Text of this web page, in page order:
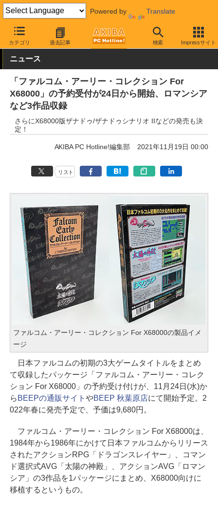
Powered by Translate
カテゴリ 過去記事 検索 Impressサイト
AKIBA PC Hotline! PC本体・ソフト ソフト・PCゲーム PCゲ
ニュース
「ファルコム・アーリー・コレクション For
X68000」の予約受付が24日から開始、ロマンシア
など3作品収録
さらにX68000版ザナドゥ/ザナドゥシナリオ IIなどの発売も決
定！
AKIBA PC Hotline!編集部 2021年11月19日 00:00
リスト
ファルコム・アーリー・コレクション For X68000の製品イメ
ージ
日本ファルコムの初期の3大ゲームタイトルをまとめ
て収録したパッケージ「ファルコム・アーリー・コレク
ション For X68000」の予約受け付けが、11月24日(水)か
ら BEEPの通販サイト やBEEP 秋葉原店にて開始予定。2
022年春に発売予定で、予価は9,680円。
ファルコム・アーリー・コレクション For X68000は、
1984年から1986年にかけて日本ファルコムからリリース
されたアクションRPG「ドラゴンスレイヤー」、コマン
ド選択式AVG「太陽の神殿」、アクションAVG「ロマン
シア」の3作品を1パッケージにまとめ、X68000向けに
移植するというもの。